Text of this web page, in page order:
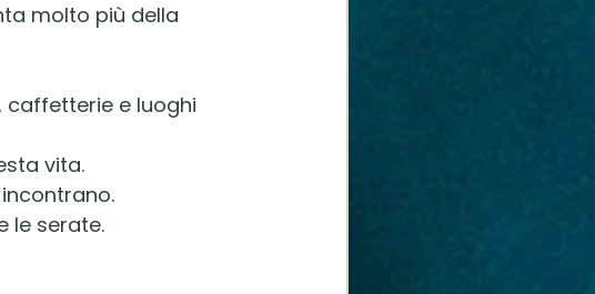
molto più della
caffetterie e luoghi
vita.
le serate.